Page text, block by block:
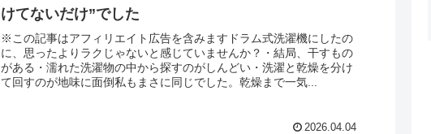
けてないだけ”でした
※この記事はアフィリエイト広告を含みますドラム式洗濯機にしたの
に、思ったよりラクじゃないと感じていませんか？・結局、干すもの
がある・濡れた洗濯物の中から探すのがしんどい・洗濯と乾燥を分け
て回すのが地味に面倒私もまさに同じでした。乾燥まで一気...
2026.04.04